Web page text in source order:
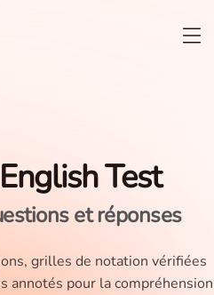
Test
et réponses
grilles de notation vérifiées
annotés pour la compréhension